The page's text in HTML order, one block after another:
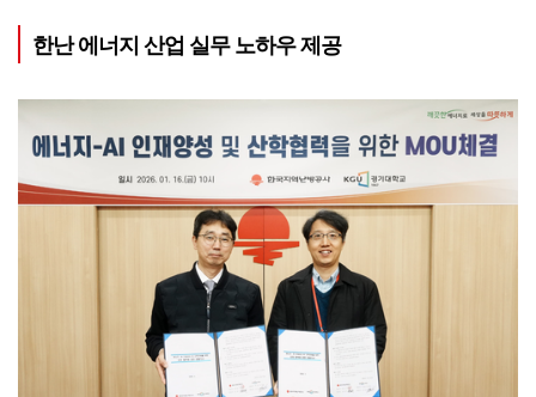
한난 에너지 산업 실무 노하우 제공